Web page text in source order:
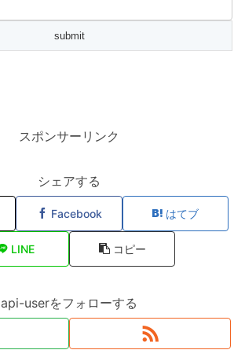
スポンサーリンク
シェアする
Facebook はてブ
LINE コピー
api-userをフォローする